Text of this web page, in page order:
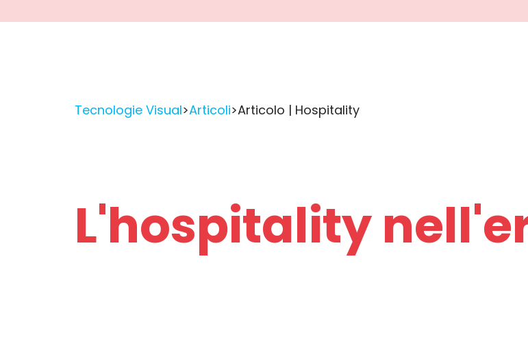
Tecnologie Visual>Articoli>Articolo | Hospitality
L'hospitality